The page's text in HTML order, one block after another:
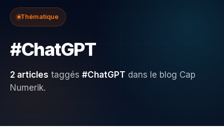
Thématique
#ChatGPT
2 articles taggés #ChatGPT dans le blog Cap
Numerik.